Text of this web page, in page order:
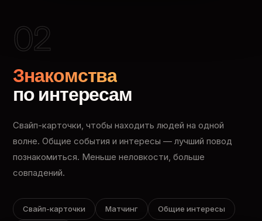
02
Знакомства
по интересам
Свайп-карточки, чтобы находить людей на одной
волне. Общие события и интересы — лучший повод
познакомиться. Меньше неловкости, больше
совпадений.
Свайп-карточки Матчинг Общие интересы